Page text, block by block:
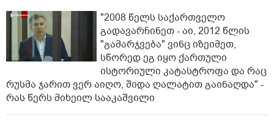
"2008 წელს საქართველო
გადავარჩინეთ - აი, 2012 წლის
"გამარჯვება" ვინც იზეიმეთ,
სწორედ ეგ იყო ქართული
ისტორიული კატასტროფა და რაც
რუსმა ჯარით ვერ აიღო, შიდა ღალატით გაინაღდა" -
რას წერს მიხეილ სააკაშვილი